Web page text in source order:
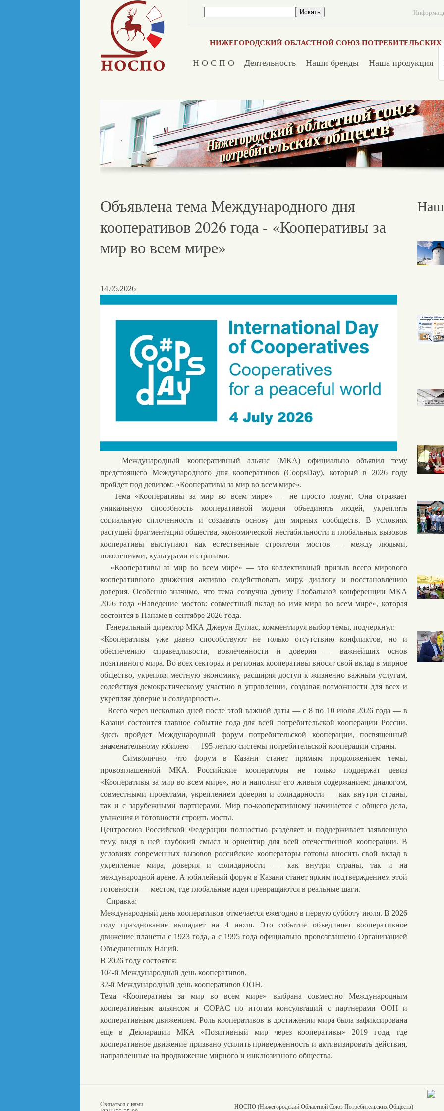
Н О С П О Деятельность Наши бренды Наша продукция
НИЖЕГОРОДСКИЙ ОБЛАСТНОЙ СОЮЗ
Объявлена тема Международного дня
кооперативов 2026 года - «Кооперативы за
мир во всем мире»
14.05.2026
Международный кооперативный альянс (МКА) официально объявил тему
предстоящего Международного дня кооперативов (CoopsDay), который в 2026 году
пройдет под девизом: «Кооперативы за мир во всем мире».
Тема «Кооперативы за мир во всем мире» — не просто лозунг. Она отражает
уникальную способность кооперативной модели объединять людей, укреплять
социальную сплоченность и создавать основу для мирных сообществ. В условиях
растущей фрагментации общества, экономической нестабильности и глобальных вызовов
кооперативы выступают как естественные строители мостов — между людьми,
поколениями, культурами и странами.
«Кооперативы за мир во всем мире» — это коллективный призыв всего мирового
кооперативного движения активно содействовать миру, диалогу и восстановлению
доверия. Особенно значимо, что тема созвучна девизу Глобальной конференции МКА
2026 года «Наведение мостов: совместный вклад во имя мира во всем мире», которая
состоится в Панаме в сентябре 2026 года.
Генеральный директор МКА Джерун Дуглас, комментируя выбор темы, подчеркнул:
«Кооперативы уже давно способствуют не только отсутствию конфликтов, но и
обеспечению справедливости, вовлеченности и доверия — важнейших основ
позитивного мира. Во всех секторах и регионах кооперативы вносят свой вклад в мирное
общество, укрепляя местную экономику, расширяя доступ к жизненно важным услугам,
содействуя демократическому участию в управлении, создавая возможности для всех и
укрепляя доверие и солидарность».
Всего через несколько дней после этой важной даты — с 8 по 10 июля 2026 года — в
Казани состоится главное событие года для всей потребительской кооперации России.
Здесь пройдет Международный форум потребительской кооперации, посвященный
знаменательному юбилею — 195-летию системы потребительской кооперации страны.
Символично, что форум в Казани станет прямым продолжением темы,
провозглашенной МКА. Российские кооператоры не только поддержат девиз
«Кооперативы за мир во всем мире», но и наполнят его живым содержанием: диалогом,
совместными проектами, укреплением доверия и солидарности — как внутри страны,
так и с зарубежными партнерами. Мир по-кооперативному начинается с общего дела,
уважения и готовности строить мосты.
Центросоюз Российской Федерации полностью разделяет и поддерживает заявленную
тему, видя в ней глубокий смысл и ориентир для всей отечественной кооперации. В
условиях современных вызовов российские кооператоры готовы вносить свой вклад в
укрепление мира, доверия и солидарности — как внутри страны, так и на
международной арене. А юбилейный форум в Казани станет ярким подтверждением этой
готовности — местом, где глобальные идеи превращаются в реальные шаги.
Справка:
Международный день кооперативов отмечается ежегодно в первую субботу июля. В 2026
году празднование выпадает на 4 июля. Это событие объединяет кооперативное
движение планеты с 1923 года, а с 1995 года официально провозглашено Организацией
Объединенных Наций.
В 2026 году состоятся:
104-й Международный день кооперативов,
32-й Международный день кооперативов ООН.
Тема «Кооперативы за мир во всем мире» выбрана совместно Международным
кооперативным альянсом и COPAC по итогам консультаций с партнерами ООН и
кооперативным движением. Роль кооперативов в достижении мира была зафиксирована
еще в Декларации МКА «Позитивный мир через кооперативы» 2019 года, где
кооперативное движение призвано усилить приверженность и активизировать действия,
направленные на продвижение мирного и инклюзивного общества.
Связаться с нами
НОСПО (Нижегородский Областной Союз Потребительских Обществ)